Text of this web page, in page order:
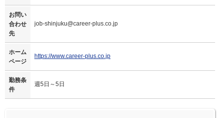
お問い
合わせ
先
job-shinjuku@career-plus.co.jp
ホーム
ページ
https://www.career-plus.co.jp
勤務条
件
週5日～5日